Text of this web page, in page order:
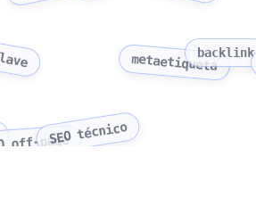
metaetiquetabacklink
off-pageSEO técnico